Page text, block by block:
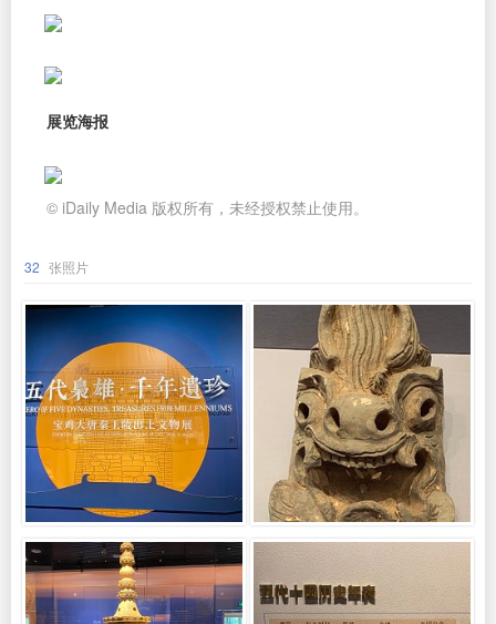
展览海报
© iDaily Media 版权所有，未经授权禁止使用。
32 张照片